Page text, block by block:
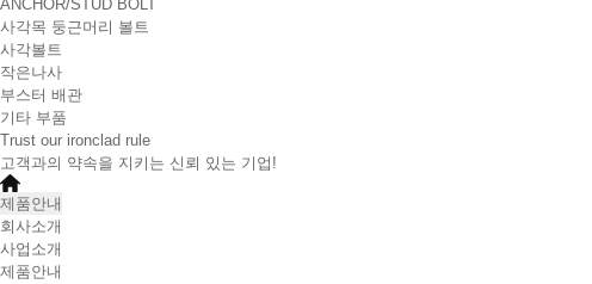
ANCHOR/STUD BOLT
사각목 둥근머리 볼트
사각볼트
작은나사
부스터 배관
기타 부품
Trust our ironclad rule
고객과의 약속을 지키는 신뢰 있는 기업!
제품안내
회사소개
사업소개
제품안내